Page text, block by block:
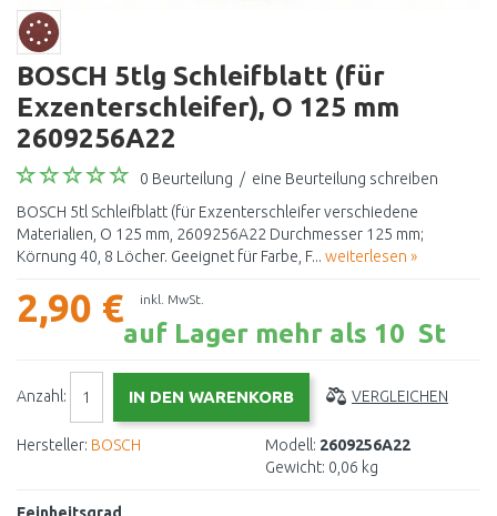
BOSCH 5tlg Schleifblatt (für
Exzenterschleifer), O 125 mm
2609256A22
0 Beurteilung / eine Beurteilung schreiben
BOSCH 5tl Schleifblatt (für Exzenterschleifer verschiedene
Materialien, O 125 mm, 2609256A22 Durchmesser 125 mm;
Körnung 40, 8 Löcher. Geeignet für Farbe, F... weiterlesen »
2,90 € inkl. MwSt.
auf Lager mehr als 10 St
Anzahl: VERGLEICHEN
Hersteller: BOSCH Modell: 2609256A22
Gewicht: 0,06 kg